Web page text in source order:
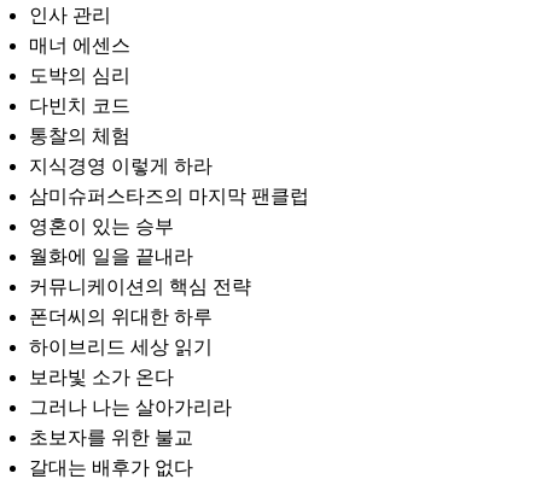
인사 관리
매너 에센스
도박의 심리
다빈치 코드
통찰의 체험
지식경영 이렇게 하라
삼미슈퍼스타즈의 마지막 팬클럽
영혼이 있는 승부
월화에 일을 끝내라
커뮤니케이션의 핵심 전략
폰더씨의 위대한 하루
하이브리드 세상 읽기
보라빛 소가 온다
그러나 나는 살아가리라
초보자를 위한 불교
갈대는 배후가 없다